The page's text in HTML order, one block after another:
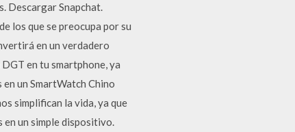
Descargar Snapchat.
los que se preocupa por su
en un verdadero
en tu smartphone, ya
un SmartWatch Chino
simplifican la vida, ya que
en un simple dispositivo.